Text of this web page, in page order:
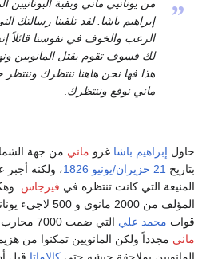
”
من يونانيي ماني وبقية اليونانيين
إبراهيم باشا. لقد تلقينا رسالتك
الرعب والخوف في نفوسنا قائلاً
لك فسوف تقوم بقتل المانويين
هذا فها نحن هاهنا ننتظرك
ماني نوقع وننتظرك
حاول إبراهيم باشا غزو ماني من جهة
بتاريخ 21 حزيران/يونيو 1826، ولكنه أجبر
المنيعة التي كانت تنتظره في فيرجاس .
المؤلف من 2000
قوات محمد علي التي ضمت 7000 محارب. حاول
ماني مجدداً ولكن المانويين تمكنوا من
المانويين بملاحقة جيشه حتى كالاماتا قبل